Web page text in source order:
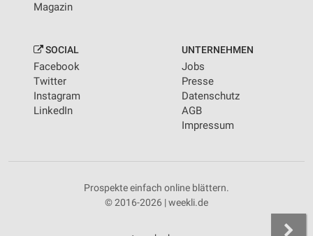
Magazin
SOCIAL
Facebook
Twitter
Instagram
LinkedIn
UNTERNEHMEN
Jobs
Presse
Datenschutz
AGB
Impressum
Prospekte einfach online blättern.
© 2016-2026 | weekli.de